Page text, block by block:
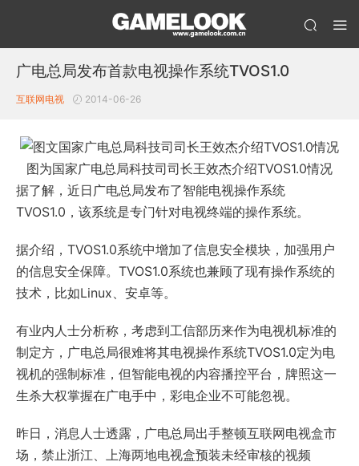
广电总局发布首款电视操作系统TVOS1.0
互联网电视 2014-06-26
图为国家广电总局科技司司长王效杰介绍TVOS1.0情况
据了解，近日广电总局发布了智能电视操作系统
TVOS1.0，该系统是专门针对电视终端的操作系统。
据介绍，TVOS1.0系统中增加了信息安全模块，加强用户
的信息安全保障。TVOS1.0系统也兼顾了现有操作系统的
技术，比如Linux、安卓等。
有业内人士分析称，考虑到工信部历来作为电视机标准的
制定方，广电总局很难将其电视操作系统TVOS1.0定为电
视机的强制标准，但智能电视的内容播控平台，牌照这一
生杀大权掌握在广电手中，彩电企业不可能忽视。
昨日，消息人士透露，广电总局出手整顿互联网电视盒市
场，禁止浙江、上海两地电视盒预装未经审核的视频